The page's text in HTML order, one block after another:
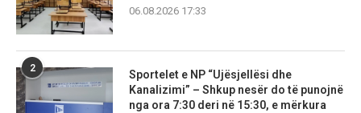
06.08.2026 17:33
2
Sportelet e NP “Ujësjellësi dhe
Kanalizimi” – Shkup nesër do të punojnë
nga ora 7:30 deri në 15:30, e mërkura